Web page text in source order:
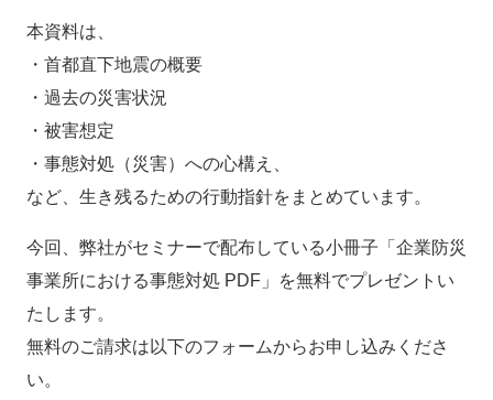
本資料は、
・首都直下地震の概要
・過去の災害状況
・被害想定
・事態対処（災害）への心構え、
など、生き残るための行動指針をまとめています。
今回、弊社がセミナーで配布している小冊子「企業防災
事業所における事態対処 PDF」を無料でプレゼントい
たします。
無料のご請求は以下のフォームからお申し込みくださ
い。